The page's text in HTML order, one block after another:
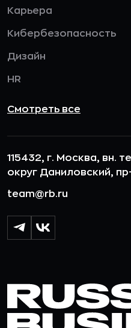
Карьера
Кибербезопасность
Дизайн
HR
Смотреть все
115432, г. Москва, вн.
округ Даниловский,
team@rb.ru